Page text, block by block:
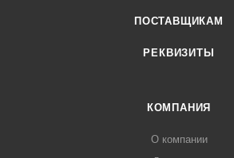
ПОСТАВЩИКАМ
РЕКВИЗИТЫ
КОМПАНИЯ
О компании